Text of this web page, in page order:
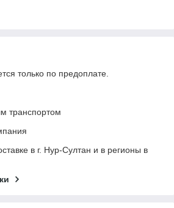
только по предоплате.
транспортом
в г. Нур-Султан и в регионы в